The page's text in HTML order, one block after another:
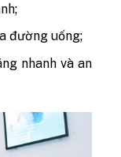
đường uống;
nhanh và an